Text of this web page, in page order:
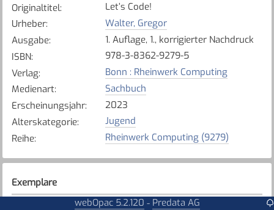
Originaltitel:
Let’s Code!
Urheber:
Walter, Gregor
Ausgabe:
1. Auflage, 1., korrigierter Nachdruck
ISBN:
978-3-8362-9279-5
Verlag:
Bonn : Rheinwerk Computing
Medienart:
Sachbuch
Erscheinungsjahr:
2023
Alterskategorie:
Jugend
Reihe: Rheinwerk Computing (9279)
Exemplare
webOpac 5.2.120 - Predata AG